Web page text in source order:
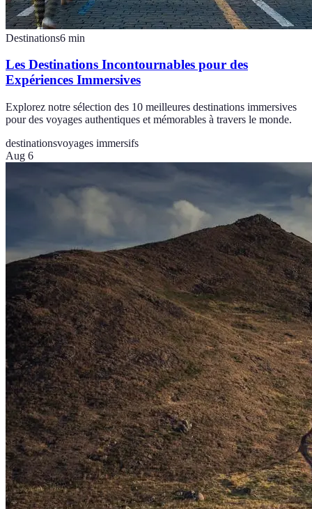
Destinations6 min
Les Destinations Incontournables pour des
Expériences Immersives
Explorez notre sélection des 10 meilleures destinations immersives
pour des voyages authentiques et mémorables à travers le monde.
destinationsvoyages immersifs
Aug 6